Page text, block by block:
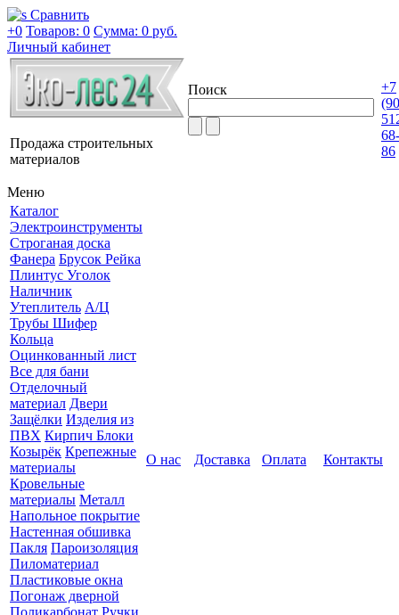
Сравнить
+0 Товаров: 0 Сумма: 0 руб.
Личный кабинет
Продажа строительных
материалов
Поиск
+7
68-
86
Меню
Каталог
Электроинструменты
Строганая доска
Фанера Брусок Рейка
Плинтус Уголок
Наличник
Утеплитель А/Ц
Трубы Шифер
Кольца
Оцинкованный лист
Все для бани
Отделочный
материал Двери
Защёлки Изделия из
ПВХ Кирпич Блоки
Козырёк Крепежные
материалы
Кровельные
материалы Металл
Напольное покрытие
Настенная обшивка
Пакля Пароизоляция
Пиломатериал
Пластиковые окна
Погонаж дверной
Поликарбонат Ручки
О нас Доставка Оплата Контакты